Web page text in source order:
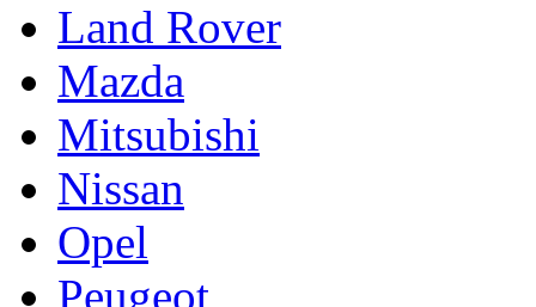
Land Rover
Mazda
Mitsubishi
Nissan
Opel
Peugeot